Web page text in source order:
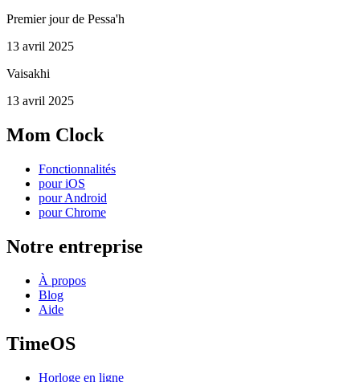
Premier jour de Pessa'h
13 avril 2025
Vaisakhi
13 avril 2025
Mom Clock
Fonctionnalités
pour iOS
pour Android
pour Chrome
Notre entreprise
À propos
Blog
Aide
TimeOS
Horloge en ligne